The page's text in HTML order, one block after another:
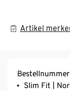
Artikel
Slim Fit |